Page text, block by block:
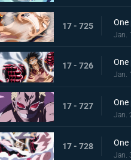
17 - 725
Jan.
17 - 726
Jan.
17 - 727
Jan.
17 - 728
Jan.